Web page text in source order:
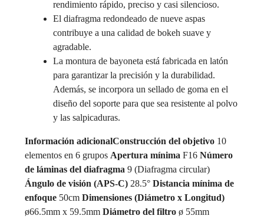
rendimiento rápido, preciso y casi silencioso.
El diafragma redondeado de nueve aspas
contribuye a una calidad de bokeh suave y
agradable.
La montura de bayoneta está fabricada en latón
para garantizar la precisión y la durabilidad.
Además, se incorpora un sellado de goma en el
diseño del soporte para que sea resistente al polvo
y las salpicaduras.
Información adicionalConstrucción del objetivo10
elementos en 6 grupos Apertura mínima F16 Número
de láminas del diafragma 9 (Diafragma circular)
Ángulo de visión (APS-C)28.5° Distancia mínima de
enfoque50cm Dimensiones (Diámetro x Longitud)
ø66.5mm x 59.5mm Diámetro del filtroø 55mm